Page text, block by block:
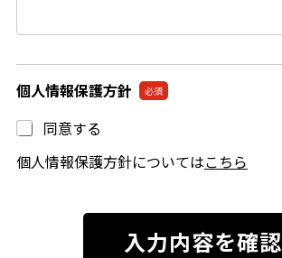
個人情報保護方針 必須
同意する
個人情報保護方針についてはこちら
入力内容を確認